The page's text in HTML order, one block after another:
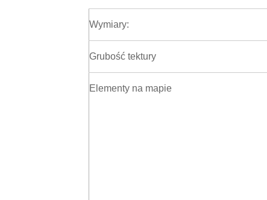
Wymiary:
Grubość tektury
Elementy na mapie